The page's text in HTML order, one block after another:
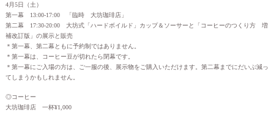
4月5日（土）
第一幕 13:00-17:00 「臨時 大坊珈琲店」
第二幕 17:30-20:00 大坊式「ハードボイルド」カップ＆ソーサーと「コーヒーのつくり方 増
補改訂版」の展示と販売
＊第一幕、第二幕ともに予約制ではありません。
＊第一幕は、コーヒー豆が切れたら閉幕です。
＊第一幕にご入場の方は、ご一服の後、展示物をご購入いただけます。第二幕までにだいぶ減っ
てしまうかもしれません。
◎コーヒー
大坊珈琲店 一杯¥1,000